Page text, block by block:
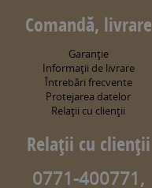
Comandă, livrare
Garanţie
Informaţii de livrare
Întrebări frecvente
Protejarea datelor
Relaţii cu clienţii
Relaţii cu clienţii
0771-400771,